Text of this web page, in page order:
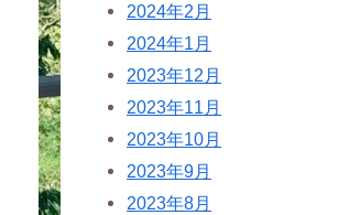
2024年2月
2024年1月
2023年12月
2023年11月
2023年10月
2023年9月
2023年8月